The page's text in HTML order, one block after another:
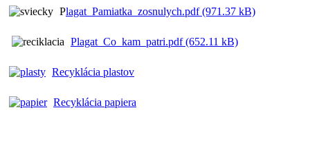
Plagat_Pamiatka_zosnulych.pdf (971.37 kB)
Plagat_Co_kam_patri.pdf (652.11 kB)
Recyklácia plastov
Recyklácia papiera